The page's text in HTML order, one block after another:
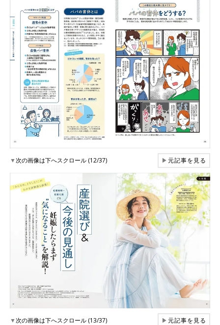
▼次の画像は下へスクロール (12/37) ▶元記事を見る
▼次の画像は下へスクロール (13/37) ▶元記事を見る